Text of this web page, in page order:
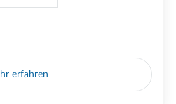
erfahren